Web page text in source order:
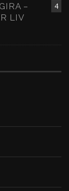
4
–
LIV